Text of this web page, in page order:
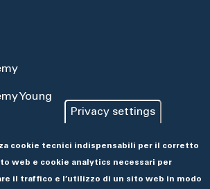
Young
Privacy settings
cookie tecnici indispensabili per il corretto
web e cookie analytics necessari per
il traffico e l’utilizzo di un sito web in modo